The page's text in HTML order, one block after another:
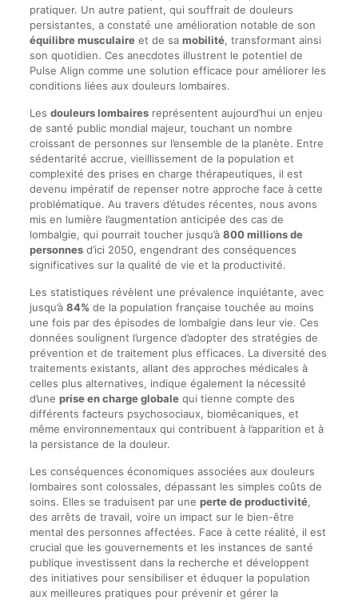
pratiquer. Un autre patient, qui souffrait de douleurs
persistantes, a constaté une amélioration notable de son
équilibre musculaireet de sa mobilité, transformant ainsi
son quotidien. Ces anecdotes illustrent le potentiel de
Pulse Align comme une solution efficace pour améliorer les
conditions liées aux douleurs lombaires.
Les douleurs lombairesreprésentent aujourd’hui un enjeu
de santé public mondial majeur, touchant un nombre
croissant de personnes sur l’ensemble de la planète. Entre
sédentarité accrue, vieillissement de la population et
complexité des prises en charge thérapeutiques, il est
devenu impératif de repenser notre approche face à cette
problématique. Au travers d’études récentes, nous avons
mis en lumière l’augmentation anticipée des cas de
lombalgie, qui pourrait toucher jusqu’à 800 millions de
personnesd’ici 2050, engendrant des conséquences
significatives sur la qualité de vie et la productivité.
Les statistiques révèlent une prévalence inquiétante, avec
jusqu’à 84% de la population française touchée au moins
une fois par des épisodes de lombalgie dans leur vie. Ces
données soulignent l’urgence d’adopter des stratégies de
prévention et de traitement plus efficaces. La diversité des
traitements existants, allant des approches médicales à
celles plus alternatives, indique également la nécessité
d’une prise en charge globalequi tienne compte des
différents facteurs psychosociaux, biomécaniques, et
même environnementaux qui contribuent à l’apparition et à
la persistance de la douleur.
Les conséquences économiques associées aux douleurs
lombaires sont colossales, dépassant les simples coûts de
soins. Elles se traduisent par une perte de productivité,
des arrêts de travail, voire un impact sur le bien-être
mental des personnes affectées. Face à cette réalité, il est
crucial que les gouvernements et les instances de santé
publique investissent dans la recherche et développent
des initiatives pour sensibiliser et éduquer la population
aux meilleures pratiques pour prévenir et gérer la